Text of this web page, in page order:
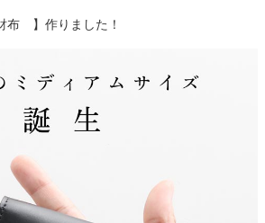
布 】作りました！